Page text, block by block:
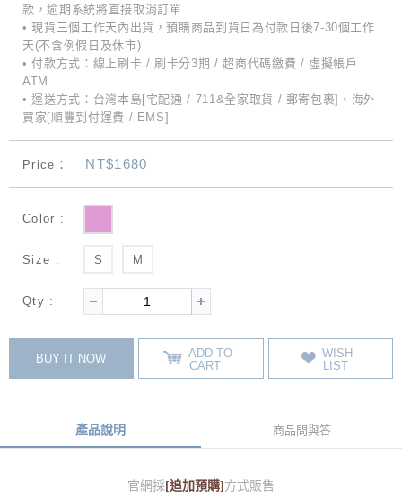
款，逾期系統將直接取消訂單
• 現貨三個工作天內出貨，預購商品到貨日為付款日後7-30個工作
天(不含例假日及休市)
• 付款方式：線上刷卡 / 刷卡分3期 / 超商代碼繳費 / 虛擬帳戶
ATM
• 運送方式：台灣本島[宅配通 / 711&全家取貨 / 郵寄包裹]、海外
買家[順豐到付運費 / EMS]
Price： NT$1680
Color :
Size : S M
Qty :
BUY IT NOW
ADD TO
CART
WISH
LIST
產品說明 商品問與答
官網採[追加預購]方式販售